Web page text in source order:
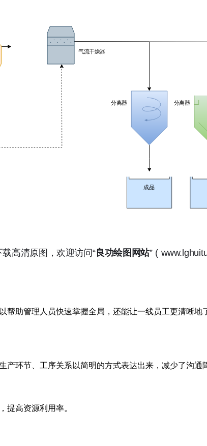
助管理人员快速掌握全局，还能让一线员工更清晰地
环节、工序关系以简明的方式表达出来，减少了沟通
提高资源利用率。